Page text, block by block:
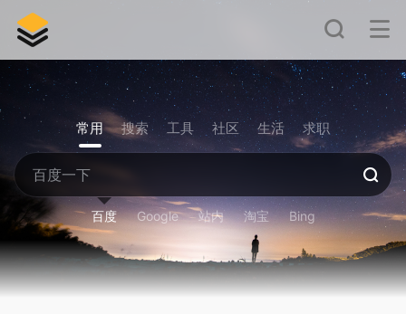
常用 搜索 工具 社区 生活 求职
百度 Google 站内 淘宝 Bing